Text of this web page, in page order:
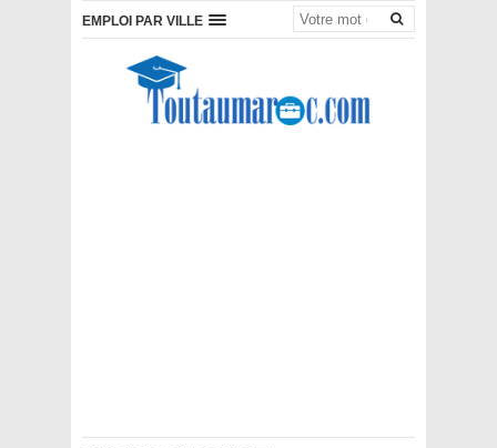
EMPLOI PAR VILLE